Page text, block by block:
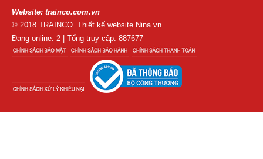
Website: trainco.com.vn
© 2018 TRAINCO. Thiết kế website Nina.vn
Đang online: 2 | Tổng truy cập: 887677